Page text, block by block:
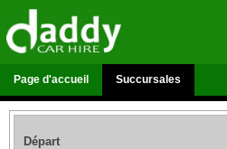
Page d'accueil Succursales
Départ